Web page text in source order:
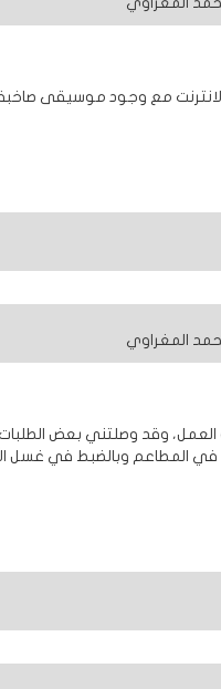
مع وجود موسيقى
المغراوي
وقد وصلتني بعض
في المطاعم وبالضبط في غسل